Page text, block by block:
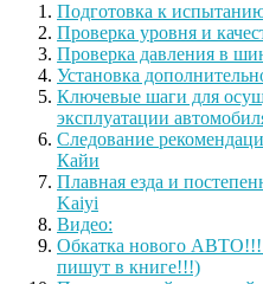
Подготовка к
Проверка уровня и
Проверка давления в
Установка
Ключевые шаги для
эксплуатации
Следование
Кайи
Плавная езда и
Kaiyi
Видео:
Обкатка нового АВТО!!!
пишут в книге!!!)